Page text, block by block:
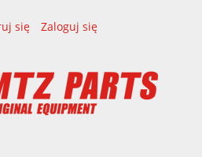
się Zaloguj się